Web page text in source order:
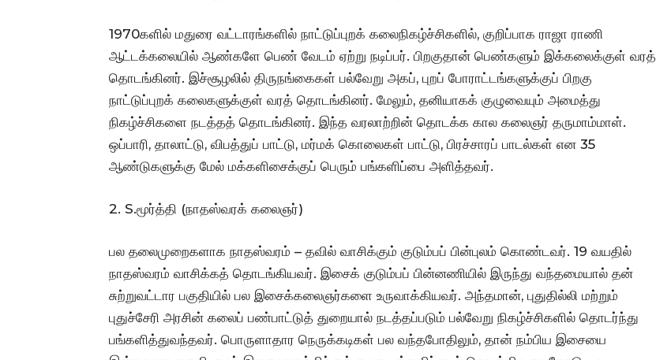
1970களில் மதுரை வட்டாரங்களில் நாட்டுப்புறக் கலைநிகழ்ச்சிகளில், குறிப்பாக ராஜா ராணி
ஆட்டக்கலையில் ஆண்களே பெண் வேடம் ஏற்று நடிப்பர். பிறகுதான் பெண்களும் இக்கலைக்குள் வரத்
தொடங்கினர். இச்சூழலில் திருநங்கைகள் பல்வேறு அகப், புறப் போராட்டங்களுக்குப் பிறகு
நாட்டுப்புறக் கலைகளுக்குள் வரத் தொடங்கினர். மேலும், தனியாகக் குழுவையும் அமைத்து
நிகழ்ச்சிகளை நடத்தத் தொடங்கினர். இந்த வரலாற்றின் தொடக்க கால கலைஞர் தருமாம்மாள்.
ஒப்பாரி, தாலாட்டு, விபத்துப் பாட்டு, மர்மக் கொலைகள் பாட்டு, பிரச்சாரப் பாடல்கள் என 35
ஆண்டுகளுக்கு மேல் மக்களிசைக்குப் பெரும் பங்களிப்பை அளித்தவர்.
2. S.மூர்த்தி (நாதஸ்வரக் கலைஞர்)
பல தலைமுறைகளாக நாதஸ்வரம் – தவில் வாசிக்கும் குடும்பப் பின்புலம் கொண்டவர். 19 வயதில்
நாதஸ்வரம் வாசிக்கத் தொடங்கியவர். இசைக் குடும்பப் பின்னணியில் இருந்து வந்தமையால் தன்
சுற்றுவட்டார பகுதியில் பல இசைக்கலைஞர்களை உருவாக்கியவர். அந்தமான், புதுதில்லி மற்றும்
புதுச்சேரி அரசின் கலைப் பண்பாட்டுத் துறையால் நடத்தப்படும் பல்வேறு நிகழ்ச்சிகளில் தொடர்ந்து
பங்களித்துவந்தவர். பொருளாதார நெருக்கடிகள் பல வந்தபோதிலும், தான் நம்பிய இசையை